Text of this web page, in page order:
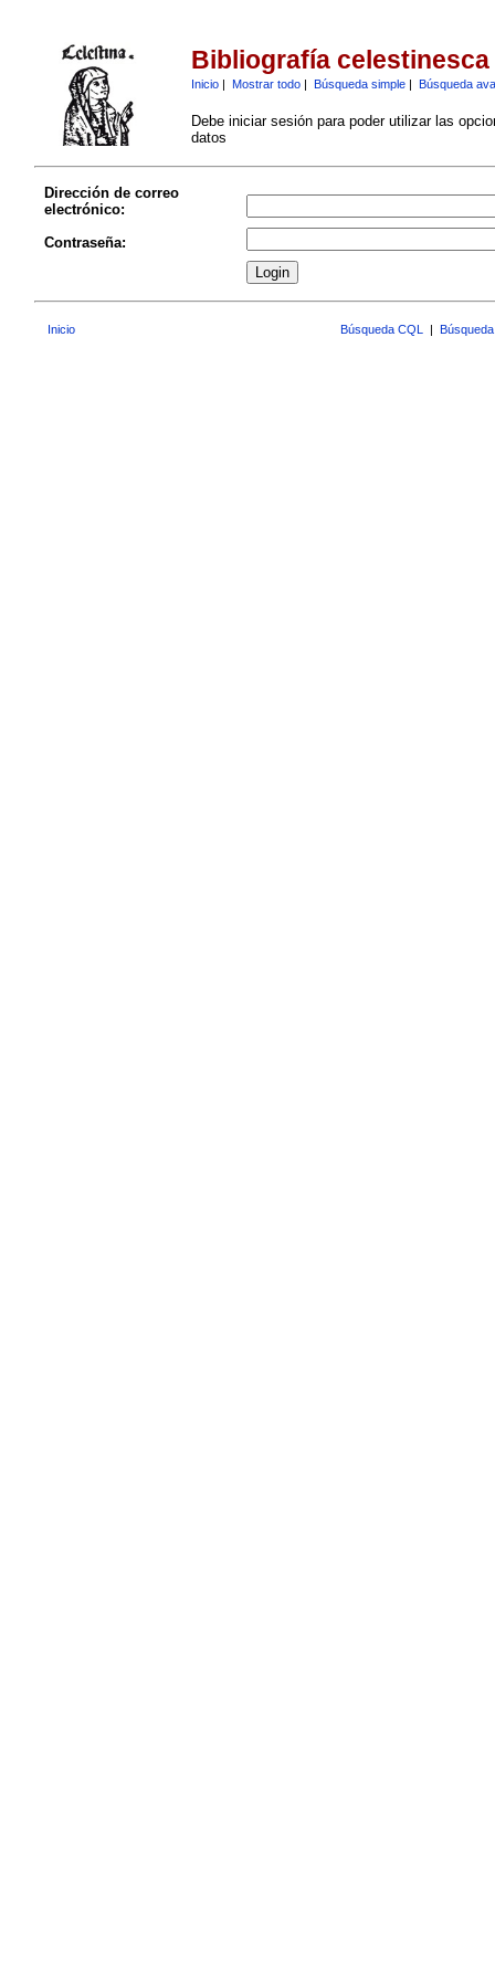
Bibliografía celestinesca
Inicio| Mostrar todo| Búsqueda simple| Búsqueda
Debe iniciar sesión para poder utilizar las
datos
Dirección de correo
electrónico:
Contraseña:
Inicio Búsqueda CQL |